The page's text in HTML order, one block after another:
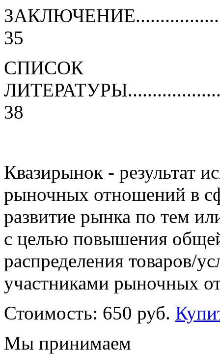
35
СПИСОК
38
Квазирынок - результат
рыночных отношений в
развитие рынка по тем
с целью повышения
распределения товаров/
участниками рыночных
Стоимость: 650 руб.
Мы принимаем